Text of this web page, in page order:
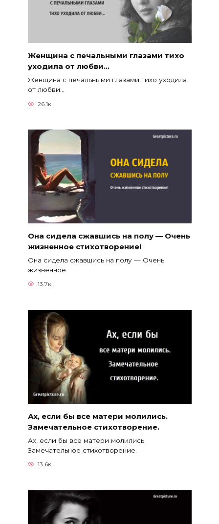
Женщина с печальными глазами тихо
уходила от любви…
Женщина с печальными глазами тихо уходила
от любви…
26.1к.
Она сидела сжавшись на полу — Очень
жизненное стихотворение!
Она сидела сжавшись на полу — Очень
жизненное
13.7к.
Ах, если бы все матери молились.
Замечательное стихотворение.
Ах, если бы все матери молились.
Замечательное стихотворение.
13.6к.